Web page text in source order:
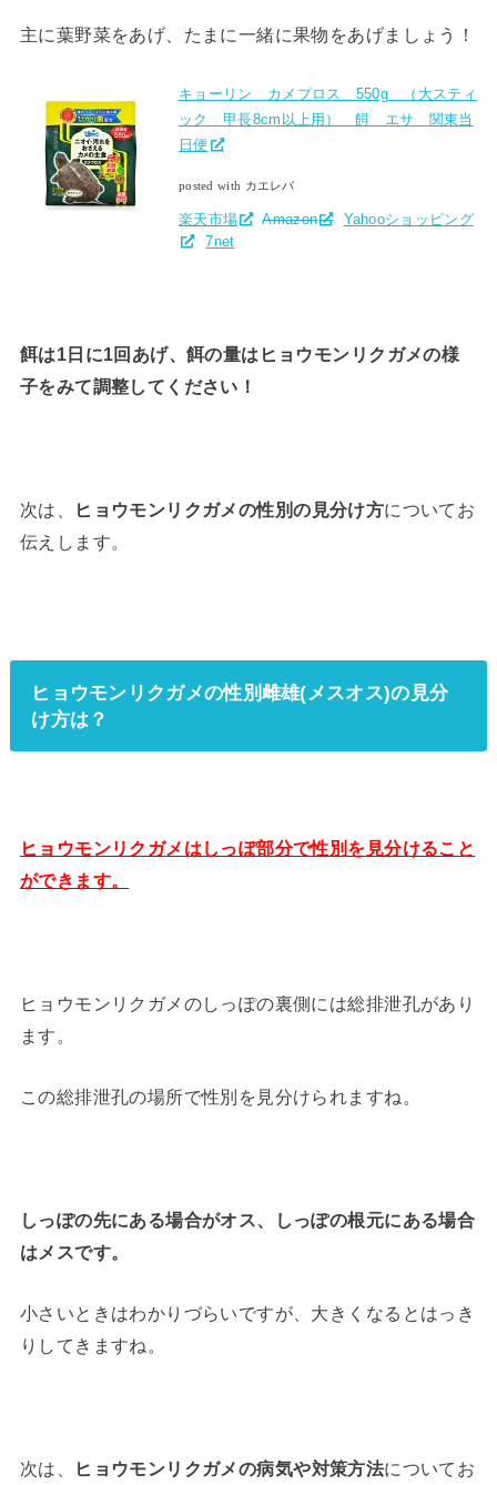
主に葉野菜をあげ、たまに一緒に果物をあげましょう！
キョーリン カメプロス 550g （大スティ
ック 甲長8cm以上用） 餌 エサ 関東当
日便
posted with カエレバ
楽天市場 Amazon
Yahooショッピング
7net
餌は1日に1回あげ、餌の量はヒョウモンリクガメの様
子をみて調整してください！
次は、 ヒョウモンリクガメの性別の見分け方についてお
伝えします。
ヒョウモンリクガメの性別雌雄(メスオス)の見分
け方は？
ヒョウモンリクガメはしっぽ部分で性別を見分けること
ができます。
ヒョウモンリクガメのしっぽの裏側には総排泄孔があり
ます。
この総排泄孔の場所で性別を見分けられますね。
しっぽの先にある場合がオス、しっぽの根元にある場合
はメスです。
小さいときはわかりづらいですが、大きくなるとはっき
りしてきますね。
次は、 ヒョウモンリクガメの病気や対策方法についてお